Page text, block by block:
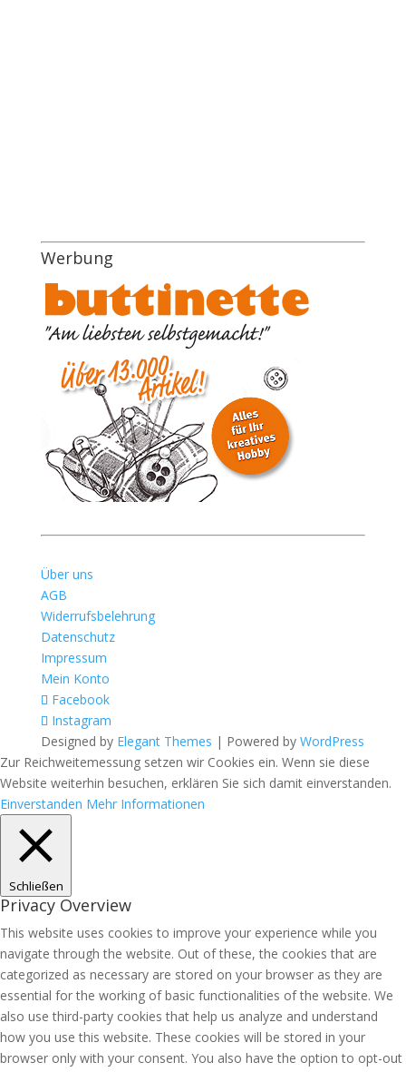
Werbung
Über uns
AGB
Widerrufsbelehrung
Datenschutz
Impressum
Mein Konto
Facebook
Instagram
Designed by Elegant Themes | Powered by WordPress
Zur Reichweitemessung setzen wir Cookies ein. Wenn sie diese
Website weiterhin besuchen, erklären Sie sich damit einverstanden.
Einverstanden Mehr Informationen
Schließen
Privacy Overview
This website uses cookies to improve your experience while you
navigate through the website. Out of these, the cookies that are
categorized as necessary are stored on your browser as they are
essential for the working of basic functionalities of the website. We
also use third-party cookies that help us analyze and understand
how you use this website. These cookies will be stored in your
browser only with your consent. You also have the option to opt-out